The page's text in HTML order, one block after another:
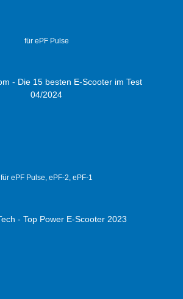
für ePF Pulse
für ePF Pulse, ePF-2, ePF-1